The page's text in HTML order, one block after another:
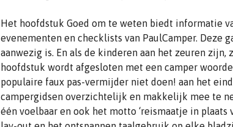
Het hoofdstuk Goed om te weten biedt informatie
evenementen en checklists van PaulCamper. Deze
aanwezig is. En als de kinderen aan het zeuren
hoofdstuk wordt afgesloten met een camper
populaire faux pas-vermijder niet doen! aan het
campergidsen overzichtelijk en makkelijk mee te
één voelbaar en ook het motto ‘reismaatje in